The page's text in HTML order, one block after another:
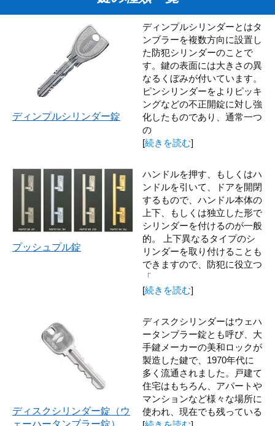
ディンプルシリンダー錠
ディンプルシリンダーとはタ
ンブラーを複数方向に設置し
た防犯シリンダーのことで
す。鍵の表面には大きさの異
なるくぼみが付いています。
ピンシリンダーをよりピッキ
ングなどの不正開錠に対し強
化したものであり、通常一つ
の
[続きを読む]
プッシュプル錠
ハンドルを押す、もしくはハ
ンドルを引いて、ドアを開閉
するもので、ハンドル本体の
上下、もしくは独立した形で
シリンダーを付けるのが一般
的。 上下異なるタイプのシ
リンダーを取り付けることも
できますので、防犯に役立つ
「
[続きを読む]
ディスクシリンダー錠（ウ
ディスクシリンダーはウェハ
ータンブラー錠とも呼び、大
手鍵メーカーの美和ロックが
製造した鍵で、1970年代に
多く流通されました。戸建て
住宅はもちろん、アパートや
マンションなど様々な場所に
使われ、現在でも残っている